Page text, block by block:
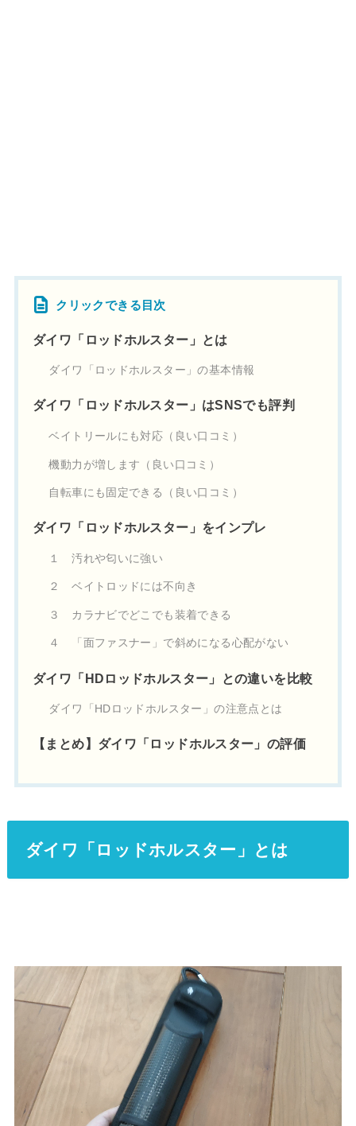
クリックできる目次
ダイワ「ロッドホルスター」とは
ダイワ「ロッドホルスター」の基本情報
ダイワ「ロッドホルスター」はSNSでも評判
ベイトリールにも対応（良い口コミ）
機動力が増します（良い口コミ）
自転車にも固定できる（良い口コミ）
ダイワ「ロッドホルスター」をインプレ
１ 汚れや匂いに強い
２ ベイトロッドには不向き
３ カラナビでどこでも装着できる
４ 「面ファスナー」で斜めになる心配がない
ダイワ「HDロッドホルスター」との違いを比較
ダイワ「HDロッドホルスター」の注意点とは
【まとめ】ダイワ「ロッドホルスター」の評価
ダイワ「ロッドホルスター」とは